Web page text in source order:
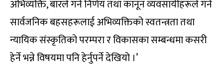
अभिव्यक्ति, बारले गर्ने निर्णय तथा कानून व्यवसायीहरूले गर्ने
सार्वजनिक बहसहरूलाई अभिव्यक्तिको स्वतन्त्रता तथा
न्यायिक संस्कृतिको परम्परा र विकासका सम्बन्धमा कसरी
हेर्ने भन्ने विषयमा पनि हेर्नुपर्ने देखियो ।’